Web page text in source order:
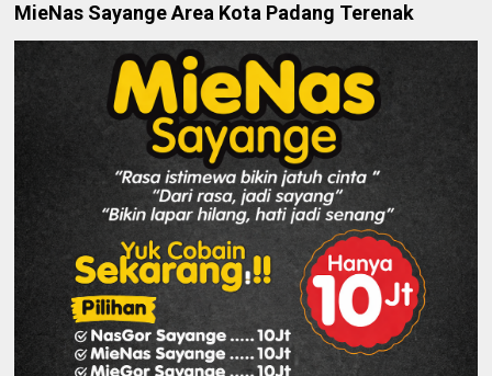
MieNas Sayange Area Kota Padang Terenak